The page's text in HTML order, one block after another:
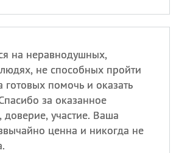
на неравнодушных,
не способных пройти
готовых помочь и оказать
за оказанное
доверие, участие. Ваша
ценна и никогда не